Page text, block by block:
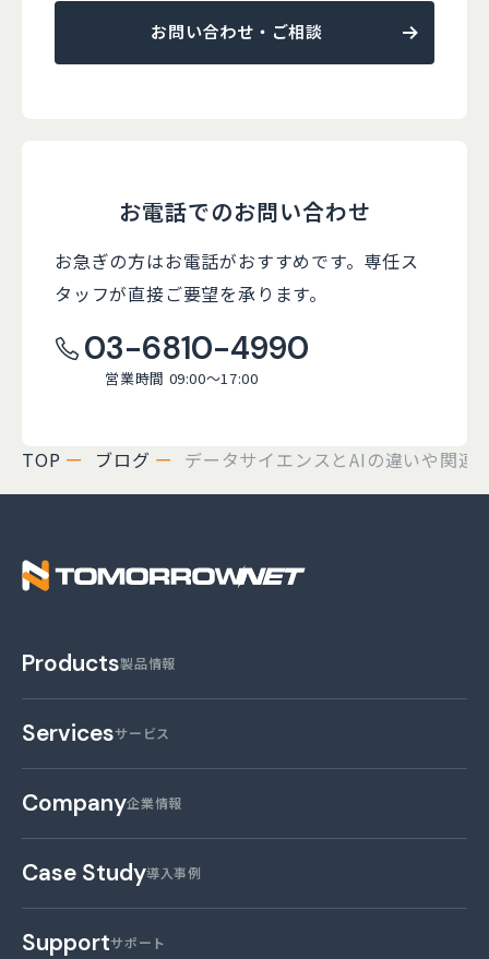
お問い合わせ・ご相談
お電話でのお問い合わせ
お急ぎの方はお電話がおすすめです。 専任ス
タッフが直接ご要望を承ります。
03-6810-4990
営業時間 09:00～17:00
TOP ブログ データサイエンスとAIの違いや関連
株式会社トゥモロー
Products製品情報
Servicesサービス
Company企業情報
Case Study導入事例
Supportサポート